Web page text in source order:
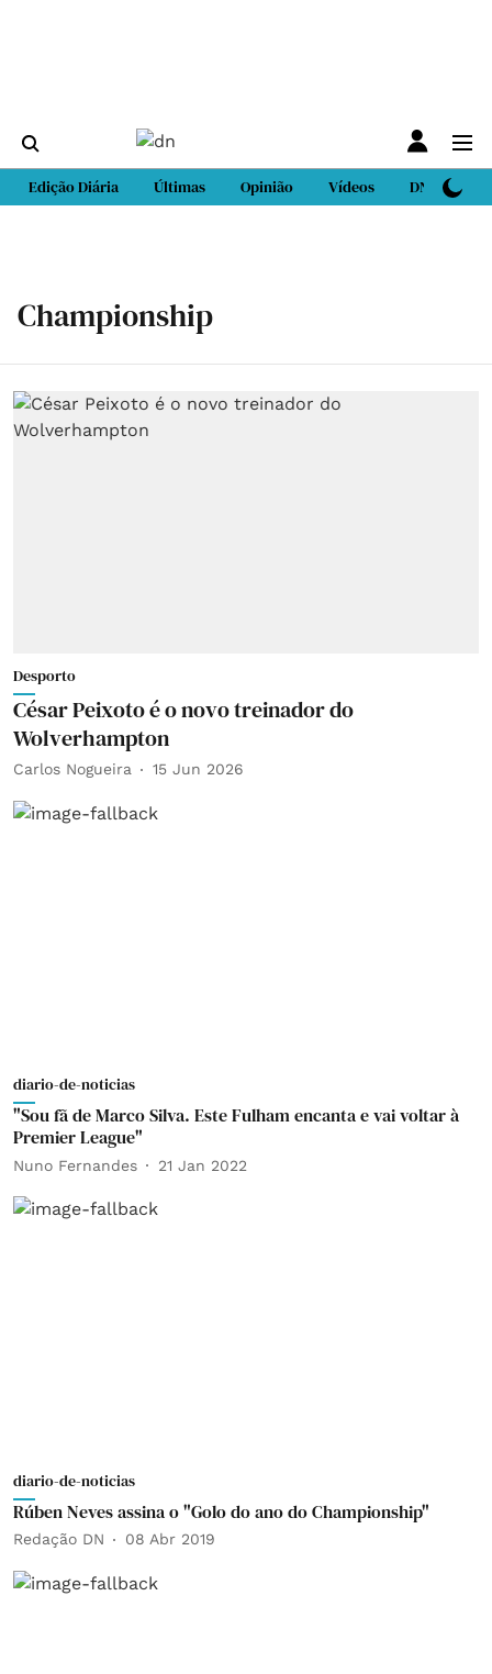
Edição Diária Últimas Opinião Vídeos DN Sport
Championship
Desporto
César Peixoto é o novo treinador do
Wolverhampton
Carlos Nogueira 15 Jun 2026
diario-de-noticias
"Sou fã de Marco Silva. Este Fulham encanta e vai voltar à
Premier League"
Nuno Fernandes 21 Jan 2022
diario-de-noticias
Rúben Neves assina o "Golo do ano do Championship"
Redação DN 08 Abr 2019